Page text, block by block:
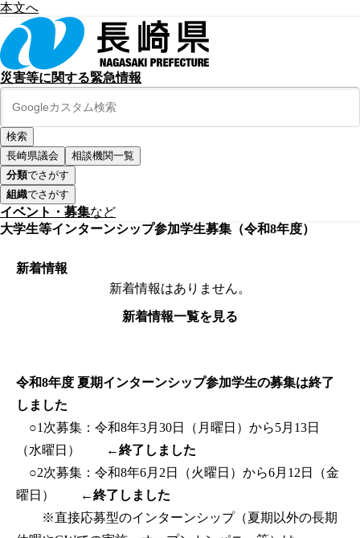
本文へ
災害等に関する緊急情報
長崎県議会
相談機関一覧
分類でさがす
組織でさがす
イベント・募集など
大学生等インターンシップ参加学生募集（令和8年度）
新着情報
新着情報はありません。
新着情報一覧を見る
令和8年度 夏期インターンシップ参加学生の募集は終了
しました
○1次募集：令和8年3月30日（月曜日）から5月13日
（水曜日）
←終了しました
○2次募集：令和8年6月2日（火曜日）から6月12日（金
曜日）
←終了しました
※直接応募型のインターンシップ（夏期以外の長期